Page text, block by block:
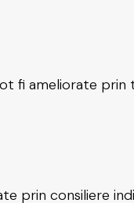
fi ameliorate prin
prin consiliere